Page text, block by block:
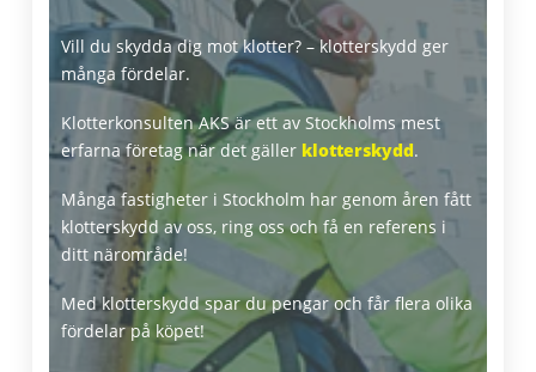
Klottersanering Wikipedia
Vill du skydda dig mot klotter? – klotterskydd ger
många fördelar.
Klotterkonsulten AKS är ett av Stockholms mest
erfarna företag när det gäller klotterskydd.
Många fastigheter i Stockholm har genom åren fått
klotterskydd av oss, ring oss och få en referens i
ditt närområde!
Med klotterskydd spar du pengar och får flera olika
fördelar på köpet!